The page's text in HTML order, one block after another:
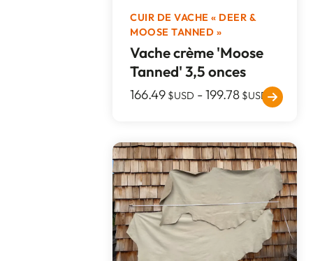
CUIR DE VACHE « DEER &
MOOSE TANNED »
Vache crème 'Moose
Tanned' 3,5 onces
166.49 $USD -199.78 $USD